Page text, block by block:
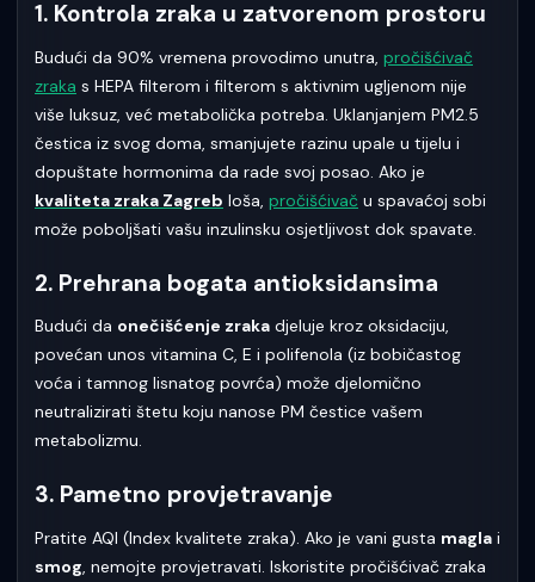
1. Kontrola zraka u zatvorenom prostoru
Budući da 90% vremena provodimo unutra, pročišćivač
zraka s HEPA filterom i filterom s aktivnim ugljenom nije
više luksuz, već metabolička potreba. Uklanjanjem PM2.5
čestica iz svog doma, smanjujete razinu upale u tijelu i
dopuštate hormonima da rade svoj posao. Ako je
kvaliteta zraka Zagreb loša, pročišćivač u spavaćoj sobi
može poboljšati vašu inzulinsku osjetljivost dok spavate.
2. Prehrana bogata antioksidansima
Budući da onečišćenje zraka djeluje kroz oksidaciju,
povećan unos vitamina C, E i polifenola (iz bobičastog
voća i tamnog lisnatog povrća) može djelomično
neutralizirati štetu koju nanose PM čestice vašem
metabolizmu.
3. Pametno provjetravanje
Pratite AQI (Index kvalitete zraka). Ako je vani gusta magla i
smog , nemojte provjetravati. Iskoristite pročišćivač zraka